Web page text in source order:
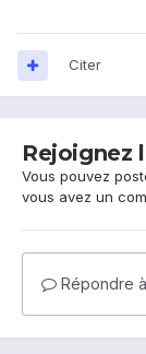
Citer
Rejoignez
Vous pouvez
vous avez un
Répondre